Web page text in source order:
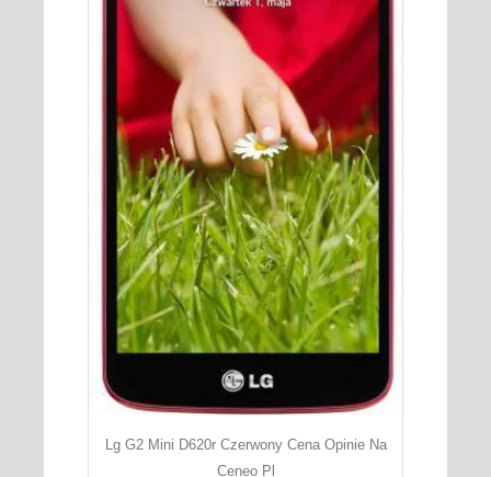
Lg G2 Mini D620r Czerwony Cena Opinie Na
Ceneo Pl